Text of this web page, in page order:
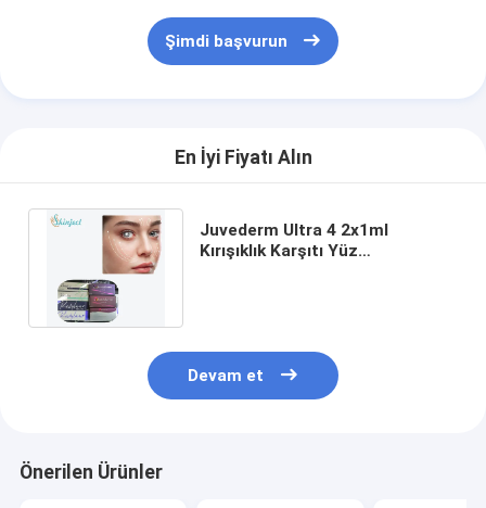
Şimdi başvurun
En İyi Fiyatı Alın
Juvederm Ultra 4 2x1ml
Kırışıklık Karşıtı Yüz
Devam et
Önerilen Ürünler